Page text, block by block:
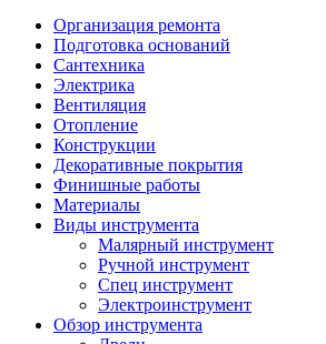
Организация ремонта
Подготовка оснований
Сантехника
Электрика
Вентиляция
Отопление
Конструкции
Декоративные покрытия
Финишные работы
Материалы
Виды инструмента
Малярный инструмент
Ручной инструмент
Спец инструмент
Электроинструмент
Обзор инструмента